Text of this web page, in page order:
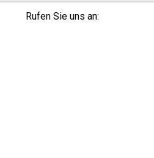
Rufen Sie uns an: